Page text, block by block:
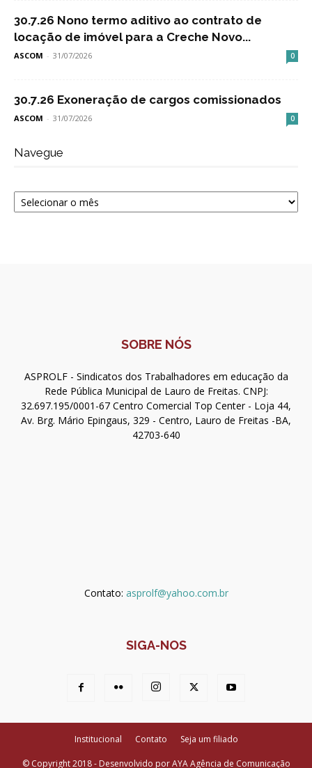
30.7.26 Nono termo aditivo ao contrato de
locação de imóvel para a Creche Novo...
ASCOM - 31/07/2026 0
30.7.26 Exoneração de cargos comissionados
ASCOM - 31/07/2026 0
Navegue
Navegue
SOBRE NÓS
ASPROLF - Sindicatos dos Trabalhadores em educação da
Rede Pública Municipal de Lauro de Freitas. CNPJ:
32.697.195/0001-67 Centro Comercial Top Center - Loja 44,
Av. Brg. Mário Epingaus, 329 - Centro, Lauro de Freitas -BA,
42703-640
Contato: asprolf@yahoo.com.br
SIGA-NOS
Institucional Contato Seja um filiado
© Copyright 2018 - Desenvolvido por AYA Agência de Comunicação